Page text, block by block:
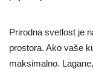
Prirodna svetlost je
prostora. Ako vaše
maksimalno.